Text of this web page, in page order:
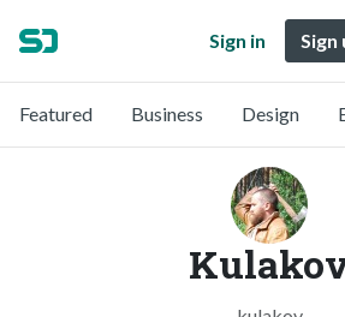
Sign in
Featured Business Design